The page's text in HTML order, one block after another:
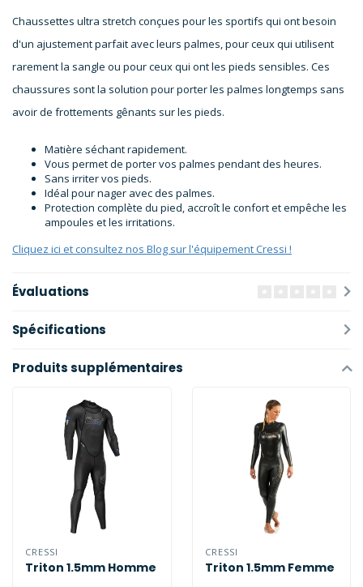
Chaussettes ultra stretch conçues pour les sportifs qui ont besoin
d'un ajustement parfait avec leurs palmes, pour ceux qui utilisent
rarement la sangle ou pour ceux qui ont les pieds sensibles. Ces
chaussures sont la solution pour porter les palmes longtemps sans
avoir de frottements gênants sur les pieds.
Matière séchant rapidement.
Vous permet de porter vos palmes pendant des heures.
Sans irriter vos pieds.
Idéal pour nager avec des palmes.
Protection complète du pied, accroît le confort et empêche les
ampoules et les irritations.
Cliquez ici et consultez nos Blog sur l'équipement Cressi !
Évaluations
Spécifications
Produits supplémentaires
CRESSI
Triton 1.5mm Homme
CRESSI
Triton 1.5mm Femme